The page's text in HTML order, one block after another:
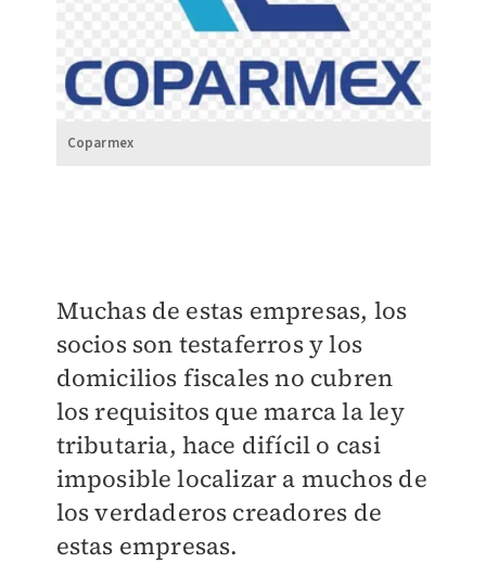
Coparmex
Muchas de estas empresas, los
socios son testaferros y los
domicilios fiscales no cubren
los requisitos que marca la ley
tributaria, hace difícil o casi
imposible localizar a muchos de
los verdaderos creadores de
estas empresas.